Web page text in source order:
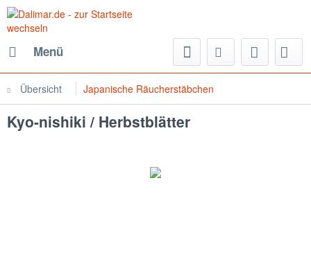
Menü
Übersicht Japanische Räucherstäbchen
Kyo-nishiki / Herbstblätter